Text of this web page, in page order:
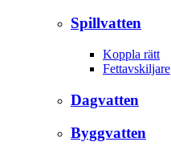
Spillvatten
Koppla rätt
Fettavskiljare
Dagvatten
Byggvatten